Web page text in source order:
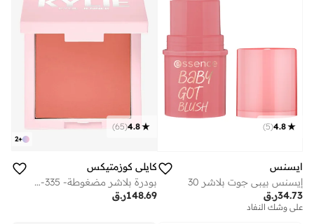
4.8
(
5
)
ايسنس
إيسنس بيبي جوت بلاشر 30
ر.ق34.73
على وشك النفاد
+
2
4.8
(
65
)
كايلي كوزمتيكس
بودرة بلاشر مضغوطة- 335- بادي اون ذا بلوك
ر.ق148.69